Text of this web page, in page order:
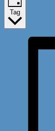
Tag